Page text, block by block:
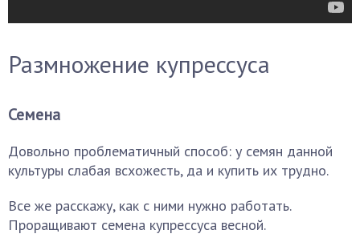
Размножение купрессуса
Семена
Довольно проблематичный способ: у семян данной
культуры слабая всхожесть, да и купить их трудно.
Все же расскажу, как с ними нужно работать.
Проращивают семена купрессуса весной.